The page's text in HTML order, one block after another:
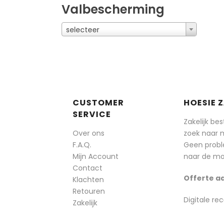
Valbescherming
selecteer
CUSTOMER
SERVICE
Over ons
F.A.Q.
Mijn Account
Contact
Klachten
Retouren
Zakelijk
HOESIE
Zakelijk
zoek naar
Geen
naar de
Offerte
Digitale